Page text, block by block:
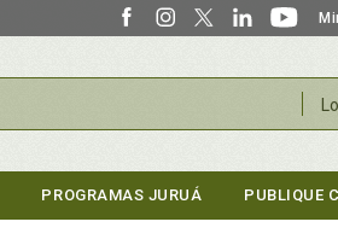
PROGRAMAS JURUÁ PUBLIQUE